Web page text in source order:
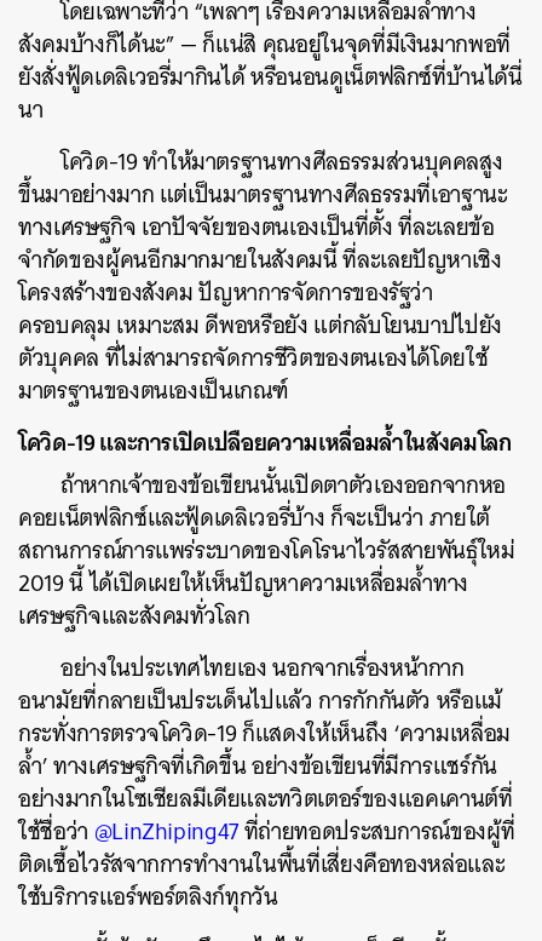
โดยเฉพาะที่ว่า“เพลาๆเรื่องความเหลื่อมล้ำทาง
สังคมบ้างก็ได้นะ” —ก็แน่สิ คุณอยู่ในจุดที่มีเงินมากพอที่
ยังสั่งฟู้ดเดลิเวอรี่มากินได้หรือนอนดูเน็ตฟลิกซ์ที่บ้านได้นี่
นา
โควิด-19ทำให้มาตรฐานทางศีลธรรมส่วนบุคคลสูง
ขึ้นมาอย่างมากแต่เป็นมาตรฐานทางศีลธรรมที่เอาฐานะ
ทางเศรษฐกิจ เอาปัจจัยของตนเองเป็นที่ตั้งที่ละเลยข้อ
จำกัดของผู้คนอีกมากมายในสังคมนี้ที่ละเลยปัญหาเชิง
โครงสร้างของสังคมปัญหาการจัดการของรัฐว่า
ครอบคลุมเหมาะสมดีพอหรือยังแต่กลับโยนบาปไปยัง
ตัวบุคคลที่ไม่สามารถจัดการชีวิตของตนเองได้โดยใช้
มาตรฐานของตนเองเป็นเกณฑ์
โควิด-19และการเปิดเปลือยความเหลื่อมล้ำในสังคมโลก
ถ้าหากเจ้าของข้อเขียนนั้นเปิดตาตัวเองออกจากหอ
คอยเน็ตฟลิกซ์และฟู้ดเดลิเวอรี่บ้างก็จะเป็นว่าภายใต้
สถานการณ์การแพร่ระบาดของโคโรนาไวรัสสายพันธุ์ใหม่
2019นี้ได้เปิดเผยให้เห็นปัญหาความเหลื่อมล้ำทาง
เศรษฐกิจและสังคมทั่วโลก
อย่างในประเทศไทยเองนอกจากเรื่องหน้ากาก
อนามัยที่กลายเป็นประเด็นไปแล้วการกักกันตัว หรือแม้
กระทั่งการตรวจโควิด-19ก็แสดงให้เห็นถึง‘ความเหลื่อม
ล้ำ’ทางเศรษฐกิจที่เกิดขึ้นอย่างข้อเขียนที่มีการแชร์กัน
อย่างมากในโซเชียลมีเดียและทวิตเตอร์ของแอคเคานต์ที่
ใช้ชื่อว่า @LinZhiping47ที่ถ่ายทอดประสบการณ์ของผู้ที่
ติดเชื้อไวรัสจากการทำงานในพื้นที่เสี่ยงคือทองหล่อและ
ใช้บริการแอร์พอร์ตลิงก์ทุกวัน
ค้นหา